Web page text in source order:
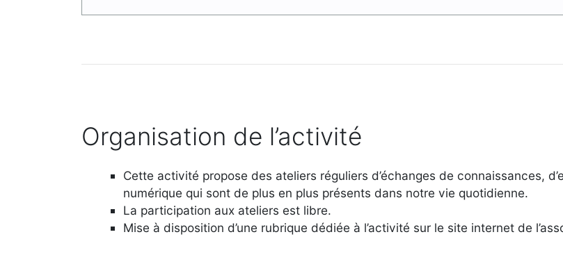
Organisation de l’activité
Cette activité propose des ateliers réguliers d’échanges de connaissances,
numérique qui sont de plus en plus présents dans notre vie quotidienne.
La participation aux ateliers est libre.
Mise à disposition d’une rubrique dédiée à l’activité sur le site internet de